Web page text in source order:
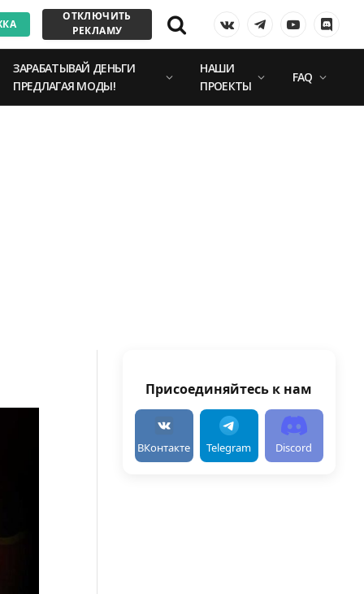
ОТКЛЮЧИТЬ
РЕКЛАМУ
VKontakteTelegramYouTube
ЗАРАБАТЫВАЙ ДЕНЬГИ
ПРЕДЛАГАЯ МОДЫ!
НАШИ
ПРОЕКТЫ
FAQ
Присоединяйтесь к нам
ВКонтакте Telegram Discord